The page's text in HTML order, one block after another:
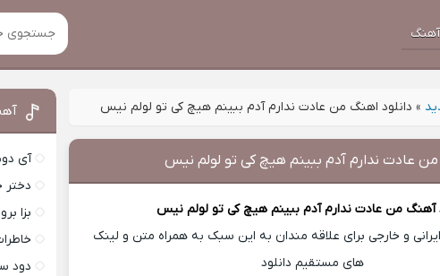
» دانلود اهنگ من عادت ندارم آدم ببینم هیچ کی تو لولم نیس
من عادت ندارم آدم ببینم هیچ کی تو لولم نیس
آهنگ من عادت ندارم آدم ببینم هیچ کی تو لولم نیس
و خارجی برای علاقه مندان به این سبک به همراه متن و لینک
های مستقیم دانلود
آی
دختر
بزا
دود